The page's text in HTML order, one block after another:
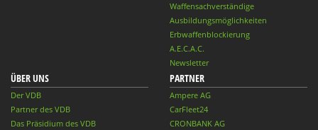
Waffensachverständige
Ausbildungsmöglichkeiten
Erbwaffenblockierung
A.E.C.A.C.
Newsletter
ÜBER UNS
Der VDB
Partner des VDB
Das Präsidium des VDB
PARTNER
Ampere AG
CarFleet24
CRONBANK AG